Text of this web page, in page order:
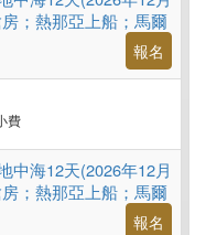
；熱那亞上船；馬爾
報名
費
中海12天(2026年12月
；熱那亞上船；馬爾
報名